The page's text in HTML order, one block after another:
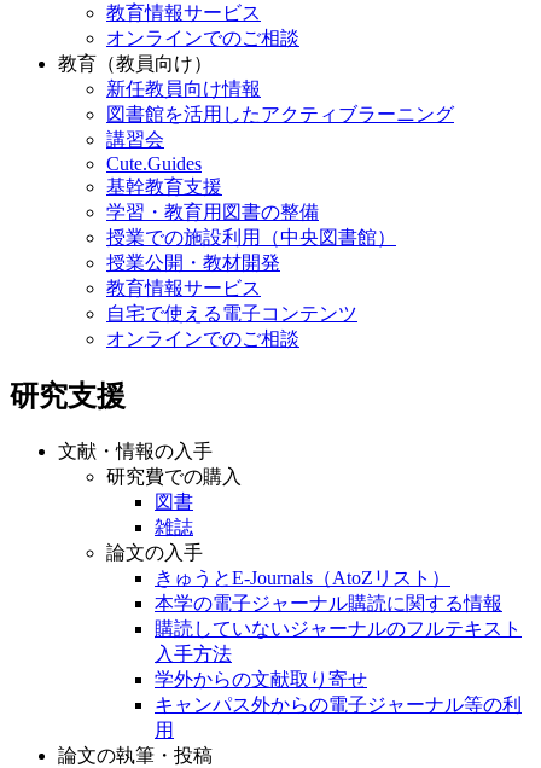
教育情報サービス
オンラインでのご相談
教育（教員向け）
新任教員向け情報
図書館を活用したアクティブラーニング
講習会
Cute.Guides
基幹教育支援
学習・教育用図書の整備
授業での施設利用（中央図書館）
授業公開・教材開発
教育情報サービス
自宅で使える電子コンテンツ
オンラインでのご相談
研究支援
文献・情報の入手
研究費での購入
図書
雑誌
論文の入手
きゅうとE-Journals（AtoZリスト）
本学の電子ジャーナル購読に関する情報
購読していないジャーナルのフルテキスト
入手方法
学外からの文献取り寄せ
キャンパス外からの電子ジャーナル等の利
用
論文の執筆・投稿